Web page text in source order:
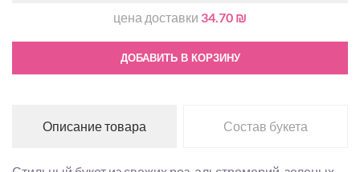
цена доставки 34.70 ₪
ДОБАВИТЬ В КОРЗИНУ
Описание товара Состав букета